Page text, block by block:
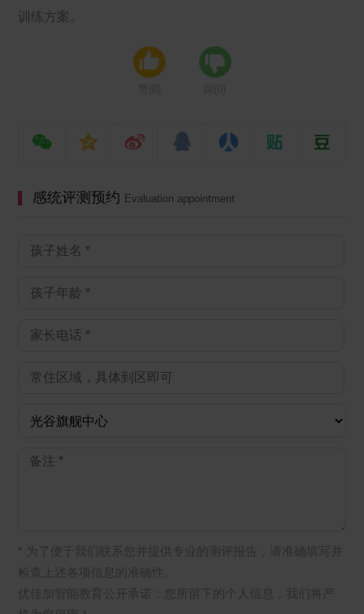
训练方案。
感统评测预约 Evaluation appointment
* 为了便于我们联系您并提供专业的测评报告，请准确填写并
检查上述各项信息的准确性。
优佳加智能教育公开承诺：您所留下的个人信息，我们将严